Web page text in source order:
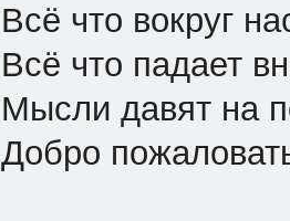
Всё что вокруг
Всё что падает
Мысли давят на
Добро